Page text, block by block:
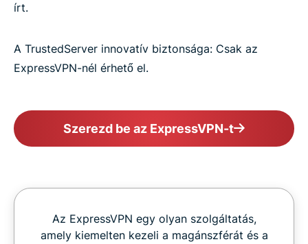
írt.
A TrustedServer innovatív biztonsága: Csak az
ExpressVPN-nél érhető el.
Szerezd be az ExpressVPN-t
Az ExpressVPN egy olyan szolgáltatás,
amely kiemelten kezeli a magánszférát és a